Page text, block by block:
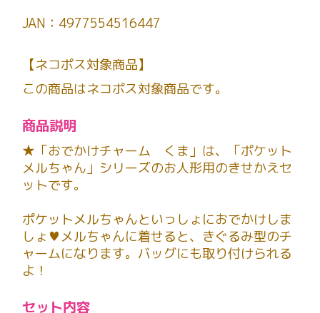
JAN：4977554516447
【ネコポス対象商品】
この商品はネコポス対象商品です。
商品説明
★「おでかけチャーム くま」は、「ポケット
メルちゃん」シリーズのお人形用のきせかえセ
ットです。
ポケットメルちゃんといっしょにおでかけしま
しょ♥メルちゃんに着せると、きぐるみ型のチ
ャームになります。バッグにも取り付けられる
よ！
セット内容